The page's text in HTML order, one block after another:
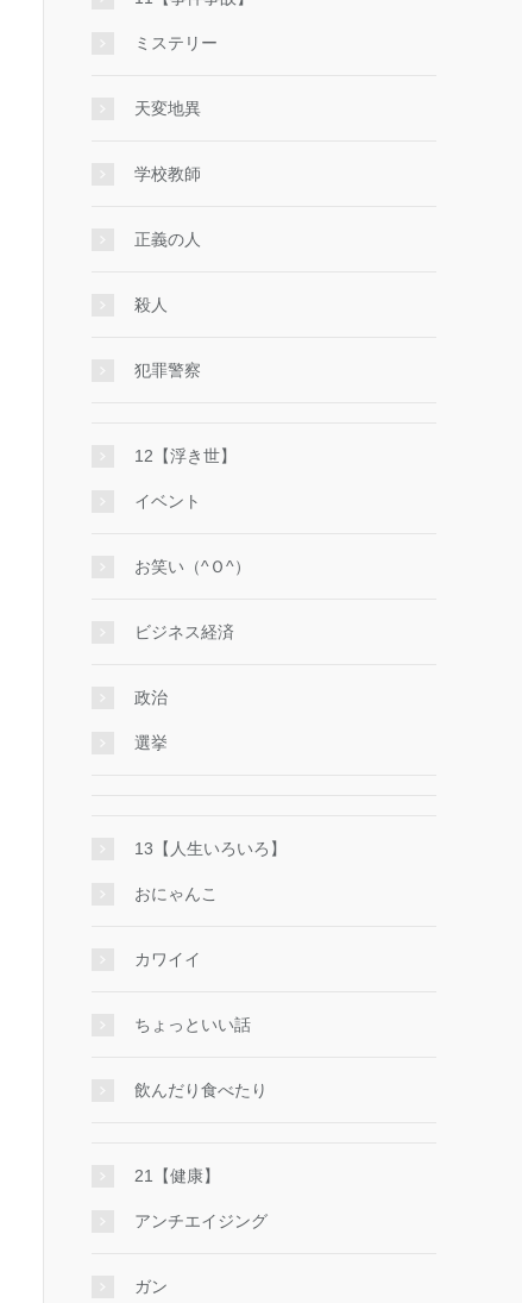
ミステリー
天変地異
学校教師
正義の人
殺人
犯罪警察
12【浮き世】
イベント
お笑い（^Ｏ^）
ビジネス経済
政治
選挙
13【人生いろいろ】
おにゃんこ
カワイイ
ちょっといい話
飲んだり食べたり
21【健康】
アンチエイジング
ガン